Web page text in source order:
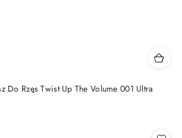
Do Rzęs Twist Up The Volume 001 Ultra